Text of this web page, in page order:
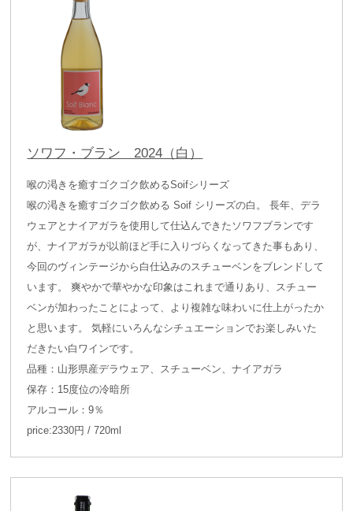
ソワフ・ブラン 2024（白）
喉の渇きを癒すゴクゴク飲めるSoifシリーズ
喉の渇きを癒すゴクゴク飲める Soif シリーズの白。 長年、デラ
ウェアとナイアガラを使用して仕込んできたソワフブランです
が、ナイアガラが以前ほど手に入りづらくなってきた事もあり、
今回のヴィンテージから白仕込みのスチューベンをブレンドして
います。 爽やかで華やかな印象はこれまで通りあり、スチュー
ベンが加わったことによって、より複雑な味わいに仕上がったか
と思います。 気軽にいろんなシチュエーションでお楽しみいた
だきたい白ワインです。
品種：山形県産デラウェア、スチューベン、ナイアガラ
保存：15度位の冷暗所
アルコール：9％
price:2330円 / 720ml